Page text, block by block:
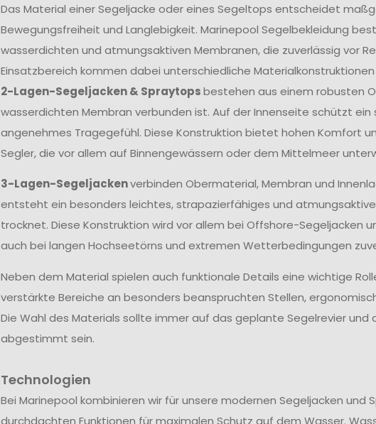
Das Material einer Segeljacke oder eines Segeltops entscheidet
Bewegungsfreiheit und Langlebigkeit. Marinepool Segelbekleidung
wasserdichten und atmungsaktiven Membranen, die zuverlässig vor
Einsatzbereich kommen dabei unterschiedliche Materialkonstruktionen
2-Lagen-Segeljacken & Spraytopsbestehen aus einem robusten
wasserdichten Membran verbunden ist. Auf der Innenseite schützt
angenehmes Tragegefühl. Diese Konstruktion bietet hohen Komfort
Segler, die vor allem auf Binnengewässern oder dem Mittelmeer
3-Lagen-Segeljackenverbinden Obermaterial, Membran und
entsteht ein besonders leichtes, strapazierfähiges und
trocknet. Diese Konstruktion wird vor allem bei Offshore-Segeljacken
auch bei langen Hochseetörns und extremen Wetterbedingungen
Neben dem Material spielen auch funktionale Details eine wichtige
verstärkte Bereiche an besonders beanspruchten Stellen,
Die Wahl des Materials sollte immer auf das geplante Segelrevier
abgestimmt sein.
Technologien
Bei Marinepool kombinieren wir für unsere modernen Segeljacken
durchdachten Funktionen für maximalen Schutz auf dem Wasser.